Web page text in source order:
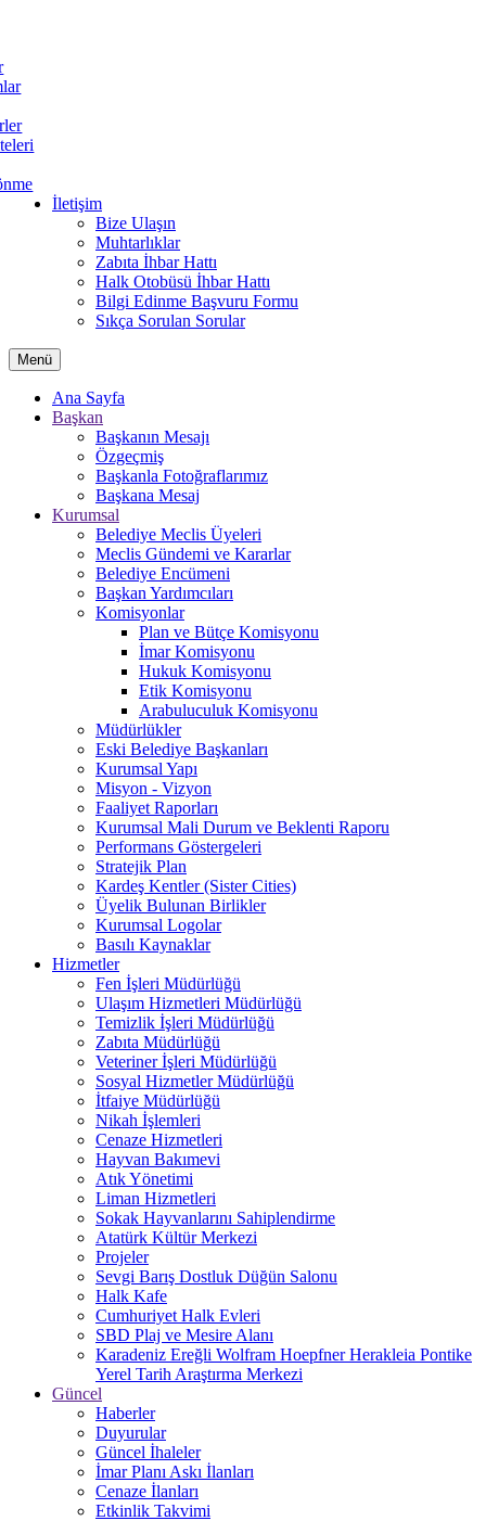
İletişim
Bize Ulaşın
Muhtarlıklar
Zabıta İhbar Hattı
Halk Otobüsü İhbar Hattı
Bilgi Edinme Başvuru Formu
Sıkça Sorulan Sorular
Menü
Ana Sayfa
Başkan
Başkanın Mesajı
Özgeçmiş
Başkanla Fotoğraflarımız
Başkana Mesaj
Kurumsal
Belediye Meclis Üyeleri
Meclis Gündemi ve Kararlar
Belediye Encümeni
Başkan Yardımcıları
Komisyonlar
Plan ve Bütçe Komisyonu
İmar Komisyonu
Hukuk Komisyonu
Etik Komisyonu
Arabuluculuk Komisyonu
Müdürlükler
Eski Belediye Başkanları
Kurumsal Yapı
Misyon - Vizyon
Faaliyet Raporları
Kurumsal Mali Durum ve Beklenti Raporu
Performans Göstergeleri
Stratejik Plan
Kardeş Kentler (Sister Cities)
Üyelik Bulunan Birlikler
Kurumsal Logolar
Basılı Kaynaklar
Hizmetler
Fen İşleri Müdürlüğü
Ulaşım Hizmetleri Müdürlüğü
Temizlik İşleri Müdürlüğü
Zabıta Müdürlüğü
Veteriner İşleri Müdürlüğü
Sosyal Hizmetler Müdürlüğü
İtfaiye Müdürlüğü
Nikah İşlemleri
Cenaze Hizmetleri
Hayvan Bakımevi
Atık Yönetimi
Liman Hizmetleri
Sokak Hayvanlarını Sahiplendirme
Atatürk Kültür Merkezi
Projeler
Sevgi Barış Dostluk Düğün Salonu
Halk Kafe
Cumhuriyet Halk Evleri
SBD Plaj ve Mesire Alanı
Karadeniz Ereğli Wolfram Hoepfner Herakleia Pontike
Yerel Tarih Araştırma Merkezi
Güncel
Haberler
Duyurular
Güncel İhaleler
İmar Planı Askı İlanları
Cenaze İlanları
Etkinlik Takvimi